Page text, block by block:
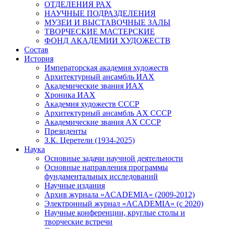
ОТДЕЛЕНИЯ РАХ
НАУЧНЫЕ ПОДРАЗДЕЛЕНИЯ
МУЗЕИ И ВЫСТАВОЧНЫЕ ЗАЛЫ
ТВОРЧЕСКИЕ МАСТЕРСКИЕ
ФОНД АКАДЕМИИ ХУДОЖЕСТВ
Состав
История
Императорская академия художеств
Архитектурный ансамбль ИАХ
Академические звания ИАХ
Хроника ИАХ
Академия художеств СССР
Архитектурный ансамбль АХ СССР
Академические звания АХ СССР
Президенты
З.К. Церетели (1934-2025)
Наука
Основные задачи научной деятельности
Основные направления программы
фундаментальных исследований
Научные издания
Архив журнала «ACADEMIA» (2009-2012)
Электронный журнал «ACADEMIA» (с 2020)
Научные конференции, круглые столы и
творческие встречи